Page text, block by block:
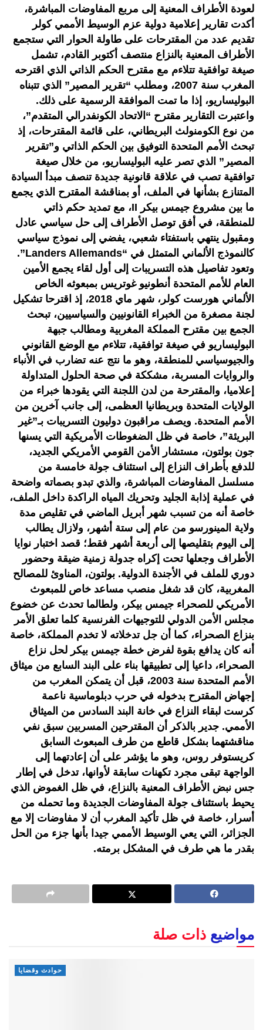
لعودة الأطراف المعنية إلى مربع المفاوضات المباشرة،
أكدت تقارير إعلامية دولية عزم الوسيط الأممي كولر
تقديم عدد من المقترحات على طاولة الحوار التي ستجمع
الأطراف المعنية بالنزاع منتصف أكتوبر القادم، تشمل
صيغة توافقية تتلاءم مع مقترح الحكم الذاتي الذي اقترحه
المغرب سنة 2007، ومطلب “تقرير المصير” الذي تتبناه
البوليساريو، إذا ما تمت الموافقة الرسمية على ذلك.
واعتبرت التقارير مقترح “الاتحاد الكونفدرالي المتقدم”،
من نوع الكومنولث البريطاني، على قائمة المقترحات، إذ
تبحث الأمم المتحدة التوفيق بين الحكم الذاتي و”تقرير
المصير” الذي تصر عليه البوليساريو، من خلال صيغة
توافقية تصب في علاقة قانونية جديدة تنصف مبدأ السيادة
المتنازع بشأنها في الملف، أو بمناقشة المقترح الذي يجمع
ما بين مشروع جيمس بيكر II، مع تمديد حكم ذاتي
للمنطقة، في أفق توصل الأطراف إلى حل سياسي عادل
ومقبول ينتهي باستفتاء شعبي، يفضي إلى نموذج سياسي
كالنموذج الألماني المتمثل في “Landers Allemands”.
وتعود تفاصيل هذه التسريبات إلى أول لقاء يجمع الأمين
العام للأمم المتحدة أنطونيو غوتريس بمبعوثه الخاص
الألماني هورست كولر، شهر ماي 2018، إذ اقترحا تشكيل
لجنة مصغرة من الخبراء القانونيين والسياسيين، تبحث
الجمع بين مقترح المملكة المغربية ومطالب جبهة
البوليساريو في صيغة توافقية، تتلاءم مع الوضع القانوني
والجيوسياسي للمنطقة، وهو ما نتج عنه تضارب في الأنباء
والروايات المسربة، مشككة في صحة الحلول المتداولة
إعلاميا، والمقترحة من لدن اللجنة التي يقودها خبراء من
الولايات المتحدة وبريطانيا العظمى، إلى جانب آخرين من
الأمم المتحدة. ويصف مراقبون دوليون التسريبات بـ”غير
البريئة”، خاصة في ظل الضغوطات الأمريكية التي يسنها
جون بولتون، مستشار الأمن القومي الأمريكي الجديد،
للدفع بأطراف النزاع إلى استئناف جولة خامسة من
مسلسل المفاوضات المباشرة، والذي تبدو بصماته واضحة
في عملية إذابة الجليد وتحريك المياه الراكدة داخل الملف،
خاصة أنه من تسبب شهر أبريل الماضي في تقليص مدة
ولاية المينورسو من عام إلى ستة أشهر، ولازال يطالب
إلى اليوم بتقليصها إلى أربعة أشهر فقط؛ قصد اختبار نوايا
الأطراف وجعلها تحت إكراه جدولة زمنية ضيقة وحضور
دوري للملف في الأجندة الدولية. بولتون، المناوئ للمصالح
المغربية، كان قد شغل منصب مساعد خاص للمبعوث
الأمريكي للصحراء جيمس بيكر، ولطالما تحدث عن خضوع
مجلس الأمن الدولي للتوجيهات الفرنسية كلما تعلق الأمر
بنزاع الصحراء، كما أن جل تدخلاته لا تخدم المملكة، خاصة
أنه كان يدافع بقوة لفرض خطة جيمس بيكر لحل نزاع
الصحراء، داعيا إلى تطبيقها بناء على البند السابع من ميثاق
الأمم المتحدة سنة 2003، قبل أن يتمكن المغرب من
إجهاض المقترح بدخوله في حرب دبلوماسية ناعمة
كرست لبقاء النزاع في خانة البند السادس من الميثاق
الأممي. جدير بالذكر أن المقترحين المسربين سبق نفي
مناقشتهما بشكل قاطع من طرف المبعوث السابق
كريستوفر روس، وهو ما يؤشر على أن إعادتهما إلى
الواجهة تبقى مجرد تكهنات سابقة لأوانها، تدخل في إطار
جس نبض الأطراف المعنية بالنزاع، في ظل الغموض الذي
يحيط باستئناف جولة المفاوضات الجديدة وما تحمله من
أسرار، خاصة في ظل تأكيد المغرب أن لا مفاوضات إلا مع
الجزائر، التي يعي الوسيط الأممي جيدا بأنها جزء من الحل
بقدر ما هي طرف في المشكل برمته.
مواضيع ذات صلة
حوادث وقضايا